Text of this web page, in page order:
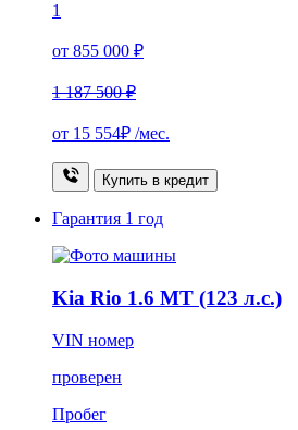
1
от 855 000 ₽
1 187 500 ₽
от 15 554₽ /мес.
Купить в кредит
Гарантия 1 год
Kia Rio 1.6 MT (123 л.с.)
VIN номер
проверен
Пробег